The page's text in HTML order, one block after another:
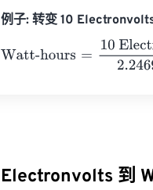
例子: 转变 10
Watt-hours
10
Electronvolts 到